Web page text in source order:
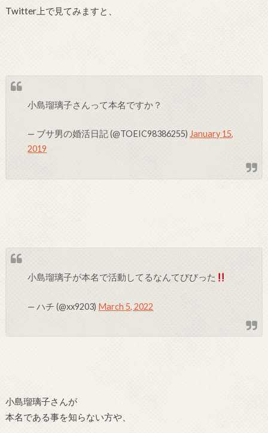
Twitter上で見てみますと、
小島瑠璃子さんって本名ですか？
— ブサ男の婚活日記 (@TOEIC98386255) January 15,
2019
小島瑠璃子が本名で活動してるなんてびびった
— ハチ (@xx9203) March 5, 2022
小島瑠璃子さんが
本名である事を知らない方や、